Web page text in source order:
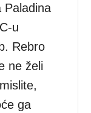
Paladina
u
Rebro
ne želi
ga